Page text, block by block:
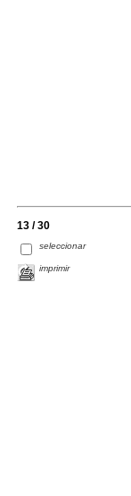
13 / 30
seleccionar
imprimir